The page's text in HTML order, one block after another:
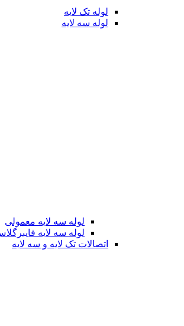
لوله تک لایه
لوله سه لایه
لوله سه لایه معمولی
لوله سه لایه
اتصالات تک لایه و سه لایه